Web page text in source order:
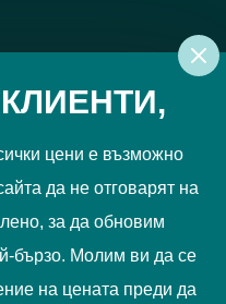
цени е възможно
да не отговарят на
за да обновим
бързо. Молим ви да се
на цената преди да
атрактивни
за поверителност
МЕ